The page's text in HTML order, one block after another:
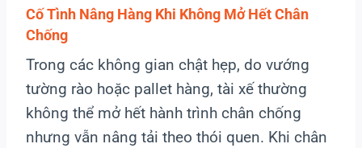
Cố Tình Nâng Hàng Khi Không Mở Hết Chân
Chống
Trong các không gian chật hẹp, do vướng
tường rào hoặc pallet hàng, tài xế thường
không thể mở hết hành trình chân chống
nhưng vẫn nâng tải theo thói quen. Khi chân